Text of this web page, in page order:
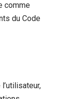
comme
du Code